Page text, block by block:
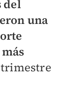
del
una